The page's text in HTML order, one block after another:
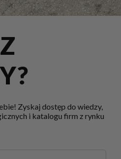
Zyskaj dostęp do wiedzy,
i katalogu firm z rynku